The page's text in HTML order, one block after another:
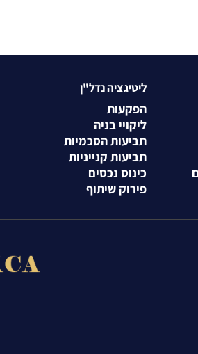
ליטיגציה נדל"ן
הפקעות
ליקויי בניה
תביעות הסכמיות
תביעות קנייניות
כינוס נכסים
פירוק שיתוף